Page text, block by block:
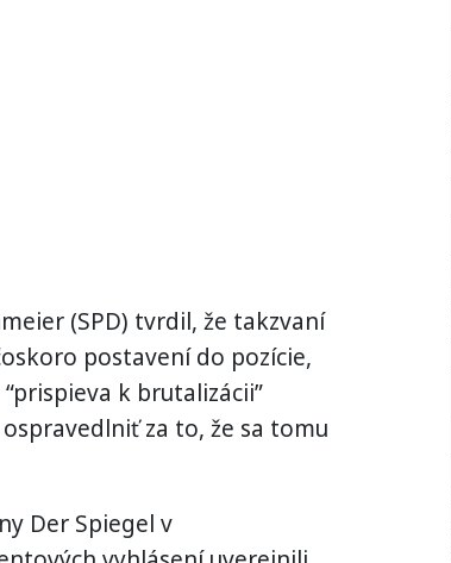
(SPD) tvrdil, že takzvaní
postavení do pozície,
k brutalizácii”
za to, že sa tomu
Der Spiegel v